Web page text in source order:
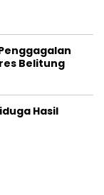
Belitung
Hasil